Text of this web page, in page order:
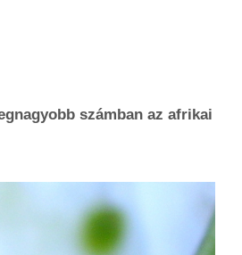
számban az afrikai